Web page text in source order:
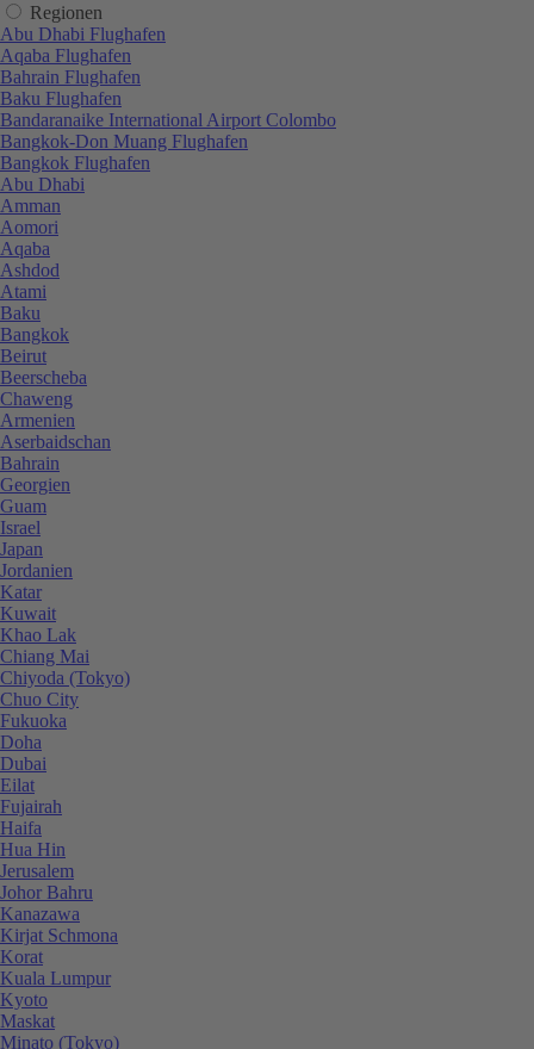
Regionen
Abu Dhabi Flughafen
Aqaba Flughafen
Bahrain Flughafen
Baku Flughafen
Bandaranaike International Airport Colombo
Bangkok-Don Muang Flughafen
Bangkok Flughafen
Abu Dhabi
Amman
Aomori
Aqaba
Ashdod
Atami
Baku
Bangkok
Beirut
Beerscheba
Chaweng
Armenien
Aserbaidschan
Bahrain
Georgien
Guam
Israel
Japan
Jordanien
Katar
Kuwait
Khao Lak
Chiang Mai
Chiyoda (Tokyo)
Chuo City
Fukuoka
Doha
Dubai
Eilat
Fujairah
Haifa
Hua Hin
Jerusalem
Johor Bahru
Kanazawa
Kirjat Schmona
Korat
Kuala Lumpur
Kyoto
Maskat
Minato (Tokyo)